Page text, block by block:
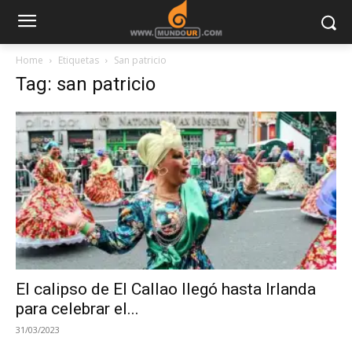
Home Etiquetas San patricio
Tag: san patricio
El calipso de El Callao llegó hasta Irlanda
para celebrar el...
31/03/2023